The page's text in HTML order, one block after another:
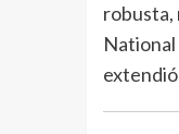
robusta,